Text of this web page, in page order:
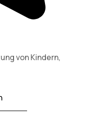
von Kindern,